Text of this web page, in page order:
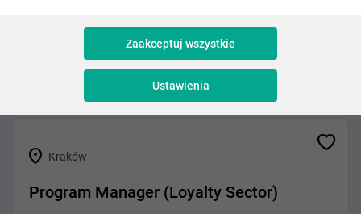
(BSS/OSS – Telco)
Kraków
Program Manager (Loyalty Sector)
Zaakceptuj wszystkie
Ustawienia